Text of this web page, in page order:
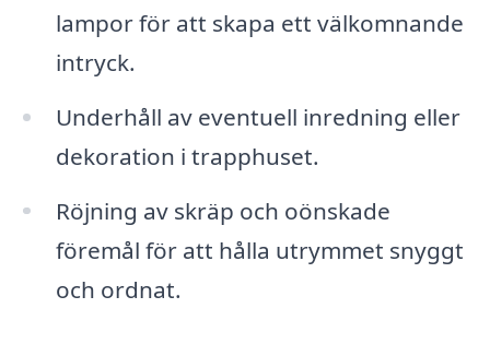
lampor för att skapa ett välkomnande
intryck.
Underhåll av eventuell inredning eller
dekoration i trapphuset.
Röjning av skräp och oönskade
föremål för att hålla utrymmet snyggt
och ordnat.